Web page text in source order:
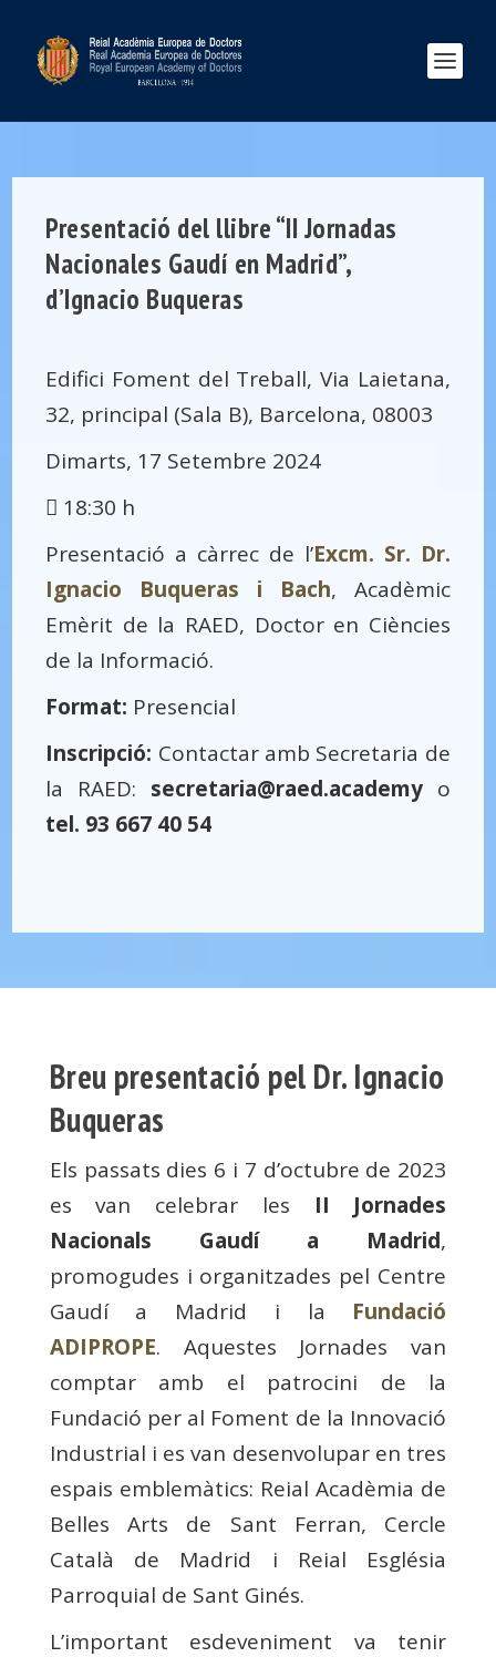
Presentació del llibre “II Jornadas
Nacionales Gaudí en Madrid”,
d’Ignacio Buqueras
Edifici Foment del Treball, Via Laietana,
32, principal (Sala B), Barcelona, 08003
Dimarts, 17 Setembre 2024
18:30 h
Presentació a càrrec de l’Excm. Sr. Dr.
Ignacio Buqueras i Bach, Acadèmic
Emèrit de la RAED, Doctor en Ciències
de la Informació.
Format: Presencial
Inscripció: Contactar amb Secretaria de
la RAED: secretaria@raed.academyo
tel. 93 667 40 54
Breu presentació pel Dr. Ignacio
Buqueras
Els passats dies 6 i 7 d’octubre de 2023
es van celebrar les II Jornades
Nacionals Gaudí a Madrid,
promogudes i organitzades pel Centre
Gaudí a Madrid i la Fundació
ADIPROPE. Aquestes Jornades van
comptar amb el patrocini de la
Fundació per al Foment de la Innovació
Industrial i es van desenvolupar en tres
espais emblemàtics: Reial Acadèmia de
Belles Arts de Sant Ferran, Cercle
Català de Madrid i Reial Església
Parroquial de Sant Ginés.
L’important esdeveniment va tenir